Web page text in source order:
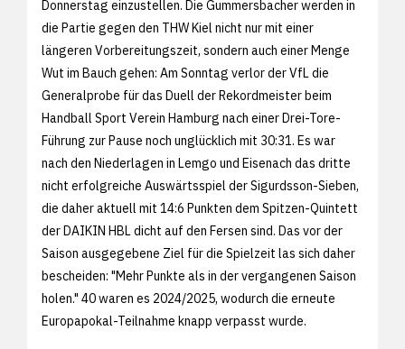
Donnerstag einzustellen. Die Gummersbacher werden in
die Partie gegen den THW Kiel nicht nur mit einer
längeren Vorbereitungszeit, sondern auch einer Menge
Wut im Bauch gehen: Am Sonntag verlor der VfL die
Generalprobe für das Duell der Rekordmeister beim
Handball Sport Verein Hamburg nach einer Drei-Tore-
Führung zur Pause noch unglücklich mit 30:31. Es war
nach den Niederlagen in Lemgo und Eisenach das dritte
nicht erfolgreiche Auswärtsspiel der Sigurdsson-Sieben,
die daher aktuell mit 14:6 Punkten dem Spitzen-Quintett
der DAIKIN HBL dicht auf den Fersen sind. Das vor der
Saison ausgegebene Ziel für die Spielzeit las sich daher
bescheiden: "Mehr Punkte als in der vergangenen Saison
holen." 40 waren es 2024/2025, wodurch die erneute
Europapokal-Teilnahme knapp verpasst wurde.